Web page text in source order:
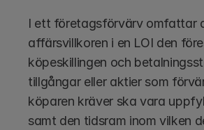
I ett företagsförvärv omfattar
affärsvillkoren i en LOI den
köpeskillingen och
tillgångar eller aktier som
köparen kräver ska vara
samt den tidsram inom vilken